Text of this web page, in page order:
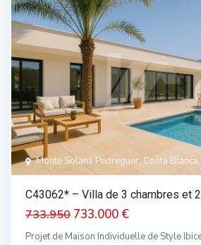
Monte Solana Pedreguer, Costa
C43062* – Villa de 3 chambres et 2
733.950 733.000 €
Projet de Maison Individuelle de Style